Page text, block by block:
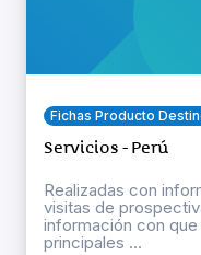
Fichas Producto
Servicios - Perú
Realizadas con
visitas de
información con
principales ...